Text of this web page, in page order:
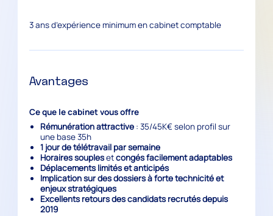
3 ans d’expérience minimum en cabinet comptable
Avantages
Ce que le cabinet vous offre
Rémunération attractive: 35/45K€ selon profil sur
une base 35h
1 jour de télétravail par semaine
Horaires souplesetcongés facilement adaptables
Déplacements limités et anticipés
Implication sur des dossiers à forte technicité et
enjeux stratégiques
Excellents retours des candidats recrutés depuis
2019